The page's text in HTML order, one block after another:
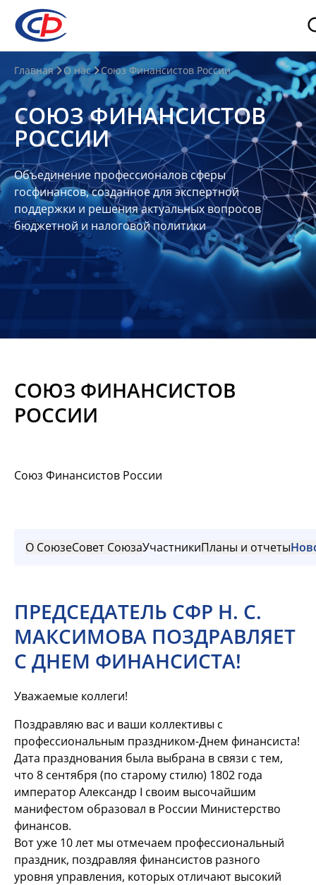
О
нас
О
СФР
Совет
Союза
Участники
Планы
отчеты
Контакты
Материалы
Главная О нас Союз Финансистов России
СОЮЗ ФИНАНСИСТОВ
РОССИИ
Объединение профессионалов сферы
госфинансов, созданное для экспертной
поддержки и решения актуальных вопросов
бюджетной и налоговой политики
СОЮЗ ФИНАНСИСТОВ
РОССИИ
Союз Финансистов России
О СоюзеСовет СоюзаУчастникиПланы и отчеты
ПРЕДСЕДАТЕЛЬ СФР Н. С.
МАКСИМОВА ПОЗДРАВЛЯЕТ
С ДНЕМ ФИНАНСИСТА!
Уважаемые коллеги!
Поздравляю вас и ваши коллективы с
профессиональным праздником-Днем финансиста!
Дата празднования была выбрана в связи с тем,
что 8 сентября (по старому стилю) 1802 года
император Александр I своим высочайшим
манифестом образовал в России Министерство
финансов.
Вот уже 10 лет мы отмечаем профессиональный
праздник, поздравляя финансистов разного
уровня управления, которых отличают высокий